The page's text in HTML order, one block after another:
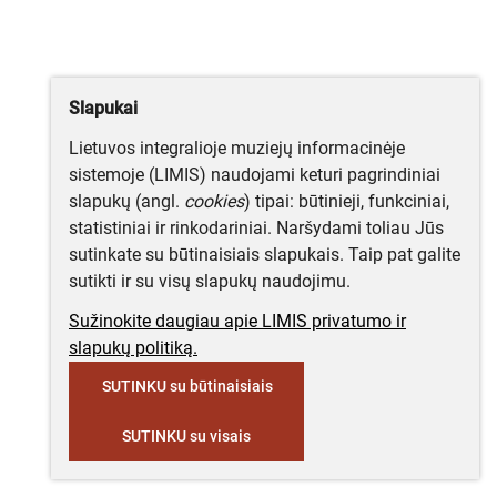
Slapukai
Lietuvos integralioje muziejų informacinėje
sistemoje (LIMIS) naudojami keturi pagrindiniai
slapukų (angl. cookies) tipai: būtinieji, funkciniai,
statistiniai ir rinkodariniai. Naršydami toliau Jūs
sutinkate su būtinaisiais slapukais. Taip pat galite
sutikti ir su visų slapukų naudojimu.
Sužinokite daugiau apie LIMIS privatumo ir
slapukų politiką.
SUTINKU su būtinaisiais
SUTINKU su visais